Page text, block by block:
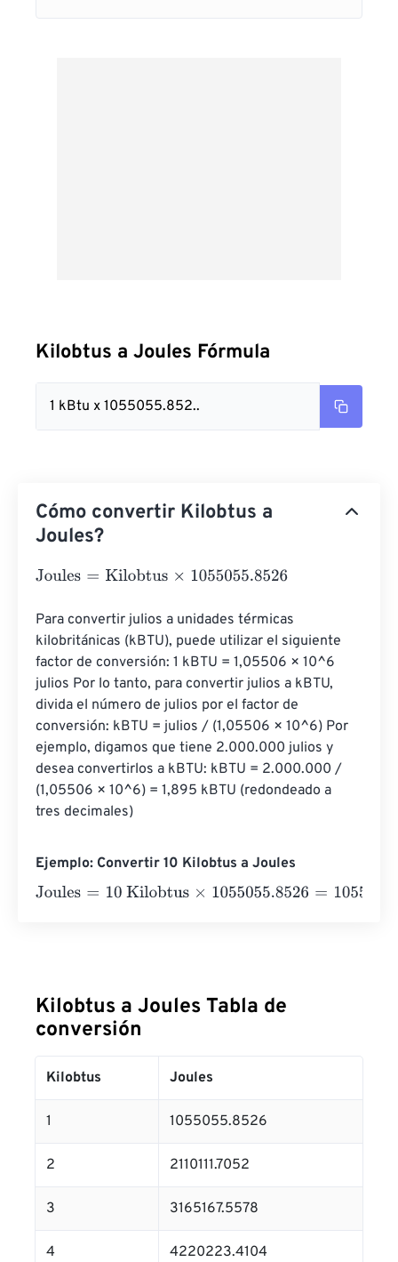
Kilobtus a Joules Fórmula
1 kBtu x 1055055.852..
Cómo convertir Kilobtus a
Joules?
Joules= Kilobtus×1055055.8526
Para convertir julios a unidades térmicas
kilobritánicas (kBTU), puede utilizar el siguiente
factor de conversión: 1 kBTU = 1,05506 × 10^6
julios Por lo tanto, para convertir julios a kBTU,
divida el número de julios por el factor de
conversión: kBTU = julios / (1,05506 × 10^6) Por
ejemplo, digamos que tiene 2.000.000 julios y
desea convertirlos a kBTU: kBTU = 2.000.000 /
(1,05506 × 10^6) = 1,895 kBTU (redondeado a
tres decimales)
Ejemplo: Convertir 10 Kilobtus a Joules
Joules= 10 Kilobtus×1055055.8526=10550558.526
Kilobtus a Joules Tabla de
conversión
Kilobtus Joules
1 1055055.8526
2 2110111.7052
3 3165167.5578
4 4220223.4104